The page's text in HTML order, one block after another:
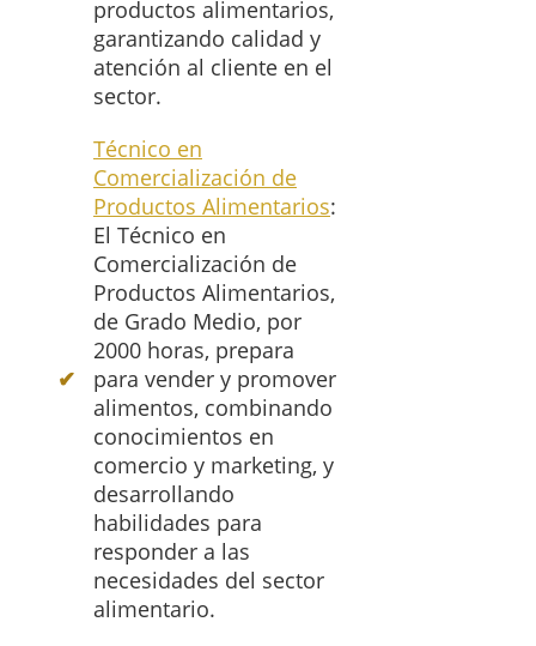
productos alimentarios,
garantizando calidad y
atención al cliente en el
sector.
Técnico en
Comercialización de
Productos Alimentarios:
El Técnico en
Comercialización de
Productos Alimentarios,
de Grado Medio, por
2000 horas, prepara
para vender y promover
alimentos, combinando
conocimientos en
comercio y marketing, y
desarrollando
habilidades para
responder a las
necesidades del sector
alimentario.